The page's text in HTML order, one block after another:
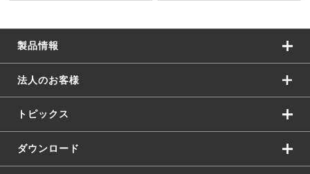
製品情報
法人のお客様
トピックス
ダウンロード